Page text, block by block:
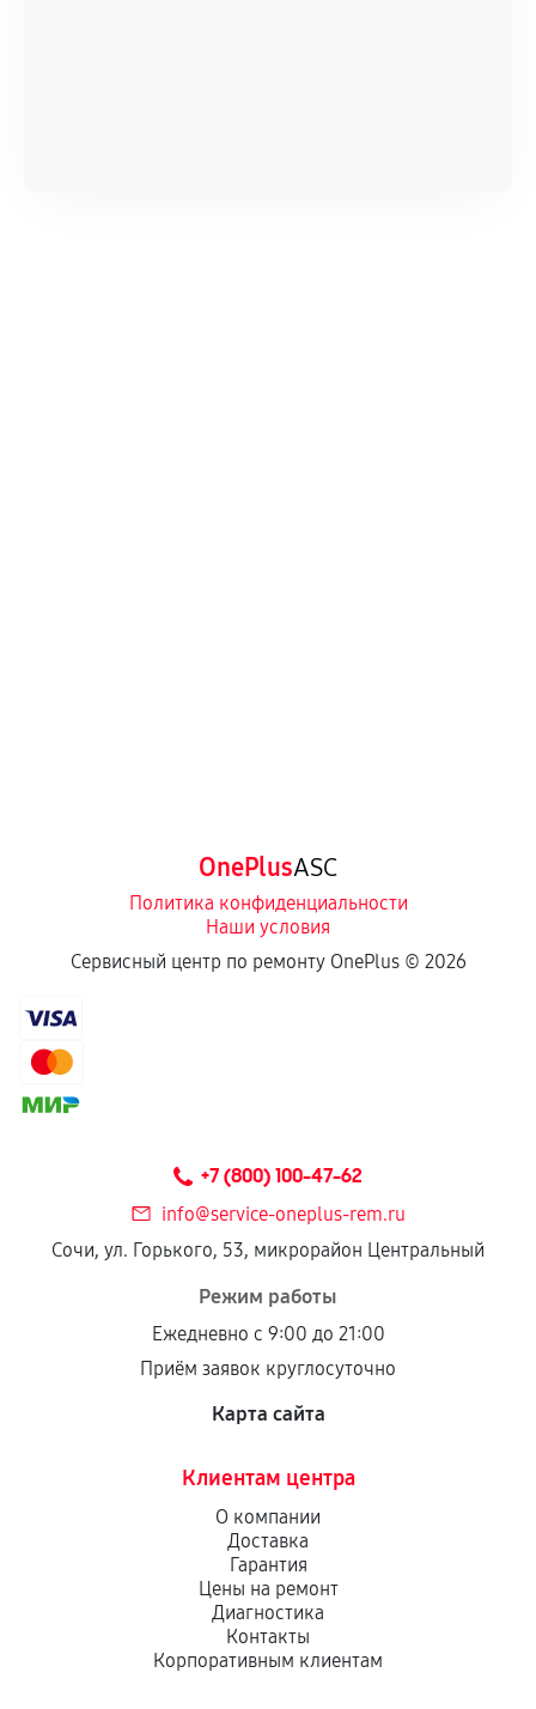
OnePlusASC
Политика конфиденциальности
Наши условия
Сервисный центр по ремонту OnePlus © 2026
+7 (800) 100-47-62
info@service-oneplus-rem.ru
Сочи, ул. Горького, 53, микрорайон Центральный
Режим работы
Ежедневно с 9:00 до 21:00
Приём заявок круглосуточно
Карта сайта
Клиентам центра
О компании
Доставка
Гарантия
Цены на ремонт
Диагностика
Контакты
Корпоративным клиентам